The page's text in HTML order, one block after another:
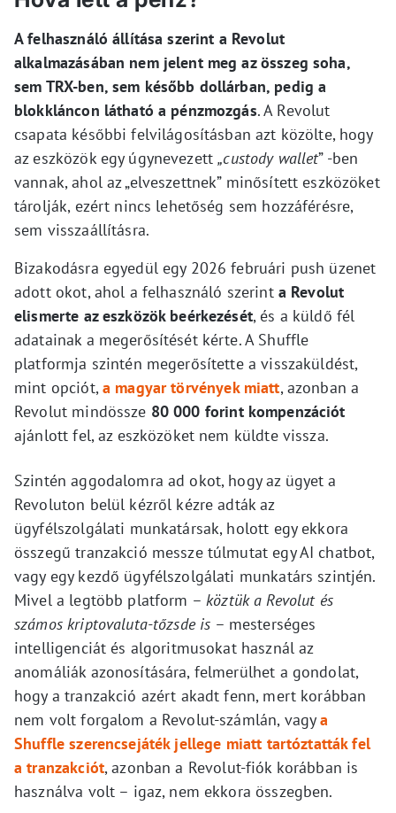
A felhasználó állítása szerint a Revolut
alkalmazásában nem jelent meg az összeg soha,
sem TRX-ben, sem később dollárban, pedig a
blokkláncon látható a pénzmozgás. A Revolut
csapata későbbi felvilágosításban azt közölte, hogy
az eszközök egy úgynevezett„custody wallet” -ben
vannak, ahol az „elveszettnek” minősített eszközöket
tárolják, ezért nincs lehetőség sem hozzáférésre,
sem visszaállításra.
Bizakodásra egyedül egy 2026 februári push üzenet
adott okot, ahol a felhasználó szerint a Revolut
elismerte az eszközök beérkezését, és a küldő fél
adatainak a megerősítését kérte. A Shuffle
platformja szintén megerősítette a visszaküldést,
mint opciót,a magyar törvények miatt, azonban a
Revolut mindössze 80 000 forint kompenzációt
ajánlott fel, az eszközöket nem küldte vissza.
Szintén aggodalomra ad okot, hogy az ügyet a
Revoluton belül kézről kézre adták az
ügyfélszolgálati munkatársak, holott egy ekkora
összegű tranzakció messze túlmutat egy AI chatbot,
vagy egy kezdő ügyfélszolgálati munkatárs szintjén.
Mivel a legtöbb platform –köztük a Revolut és
számos kriptovaluta-tőzsde is – mesterséges
intelligenciát és algoritmusokat használ az
anomáliák azonosítására, felmerülhet a gondolat,
hogy a tranzakció azért akadt fenn, mert korábban
nem volt forgalom a Revolut-számlán, vagya
Shuffle szerencsejáték jellege miatt tartóztatták fel
a tranzakciót, azonban a Revolut-fiók korábban is
használva volt – igaz, nem ekkora összegben.